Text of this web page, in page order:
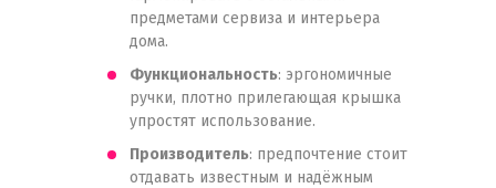
предметами сервиза и интерьера
дома.
Функциональность: эргономичные
ручки, плотно прилегающая крышка
упростят использование.
Производитель: предпочтение стоит
отдавать известным и надёжным